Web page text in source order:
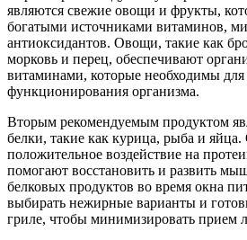
являются свежие овощи и фрукты,
богатыми источниками витаминов,
антиоксидантов. Овощи, такие как
морковь и перец, обеспечивают
витаминами, которые необходимы для
функционирования организма.
Вторым рекомендуемым продуктом
белки, такие как курица, рыба и
положительное воздействие на
помогают восстановить и развить
белковых продуктов во время окна
выбирать нежирные варианты и
гриле, чтобы минимизировать прием